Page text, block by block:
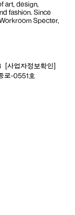
art, design,
fashion. Since
Specter,
[사업자정보확인]
로-0551호